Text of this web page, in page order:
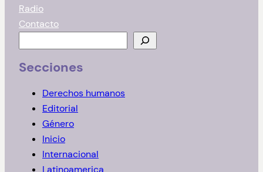
Radio
Contacto
s
Secciones
Derechos humanos
Editorial
Género
Inicio
Internacional
Latinoamerica